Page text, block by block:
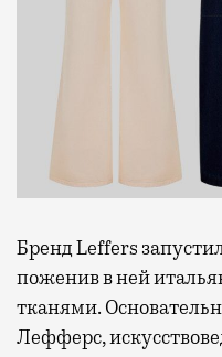
Бренд Leffers
поженив в ней
тканями.
Лефферс,